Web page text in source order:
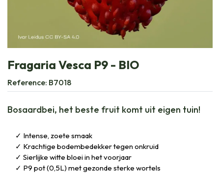
Fragaria Vesca P9 - BIO
Reference: B7018
Bosaardbei, het beste fruit komt uit eigen tuin!
Intense, zoete smaak
Krachtige bodembedekker tegen onkruid
Sierlijke witte bloei in het voorjaar
P9 pot (0,5L) met gezonde sterke wortels